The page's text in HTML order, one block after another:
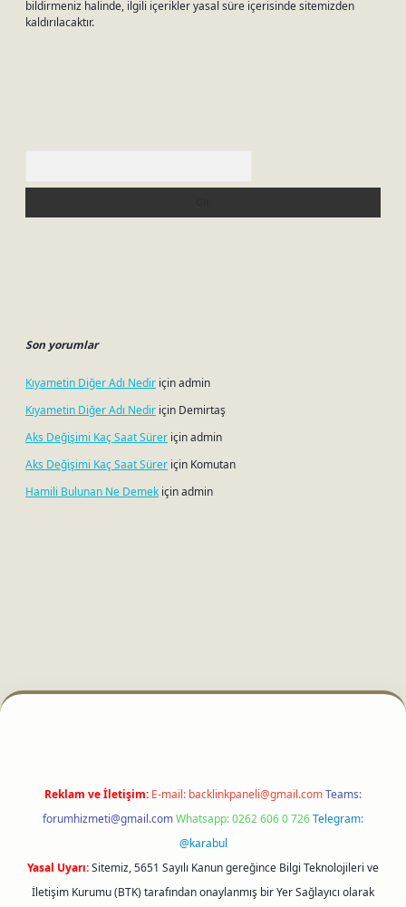
bildirmeniz halinde, ilgili içerikler yasal süre içerisinde sitemizden
kaldırılacaktır.
Son yorumlar
Kıyametin Diğer Adı Nedir içinadmin
Kıyametin Diğer Adı Nedir için Demirtaş
Aks Değişimi Kaç Saat Sürer içinadmin
Aks Değişimi Kaç Saat Sürer için Komutan
Hamili Bulunan Ne Demek içinadmin
Reklam ve İletişim: E-mail: backlinkpaneli@gmail.comTeams:
forumhizmeti@gmail.comWhatsapp: 0262 606 0 726Telegram:
@karabul
Yasal Uyarı:Sitemiz, 5651 Sayılı Kanun gereğince Bilgi Teknolojileri ve
İletişim Kurumu (BTK) tarafından onaylanmış bir Yer Sağlayıcı olarak